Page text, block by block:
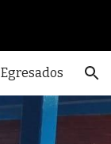
Egresados